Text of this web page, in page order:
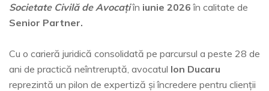
Societate Civilă de Avocațiîn iunie 2026în calitate de
Senior Partner.
Cu o carieră juridică consolidată pe parcursul a peste 28 de
ani de practică neîntreruptă, avocatul Ion Ducaru
reprezintă un pilon de expertiză și încredere pentru clienții